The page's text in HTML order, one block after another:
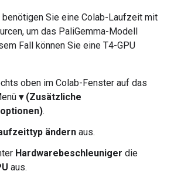
benötigen Sie eine Colab-Laufzeit mit
um das PaliGemma-Modell
Fall können Sie eine T4-GPU
oben im Colab-Fenster auf das
▾ (Zusätzliche
.
ändern aus.
Hardwarebeschleuniger die
aus.